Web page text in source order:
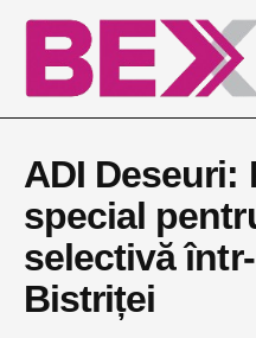
ADI Deseuri:
special
selectivă
Bistriței